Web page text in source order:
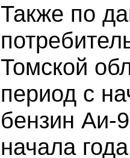
Также по
Томской
период с
бензин Аи-
начала